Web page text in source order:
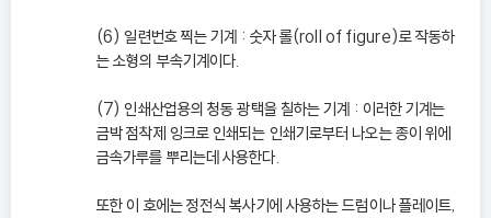
(6) 일련번호 찍는 기계 : 숫자 롤(roll of figure)로 작동하
는 소형의 부속기계이다.
(7) 인쇄산업용의 청동 광택을 칠하는 기계 : 이러한 기계는
금박 점착제 잉크로 인쇄되는 인쇄기로부터 나오는 종이 위에
금속가루를 뿌리는데 사용한다.
또한 이 호에는 정전식 복사기에 사용하는 드럼이나 플레이트,